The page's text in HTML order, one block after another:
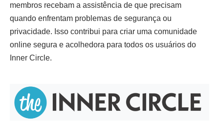
membros recebam a assistência de que precisam
quando enfrentam problemas de segurança ou
privacidade. Isso contribui para criar uma comunidade
online segura e acolhedora para todos os usuários do
Inner Circle.